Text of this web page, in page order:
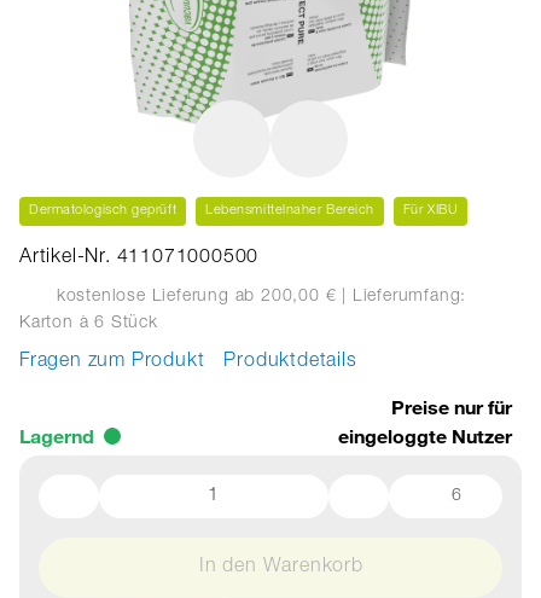
Dermatologisch geprüft Lebensmittelnaher Bereich Für XIBU
Artikel-Nr. 411071000500
kostenlose Lieferung ab 200,00 € | Lieferumfang:
Karton à 6 Stück
Fragen zum Produkt Produktdetails
Lagernd
Preise nur für
eingeloggte Nutzer
6
In den Warenkorb